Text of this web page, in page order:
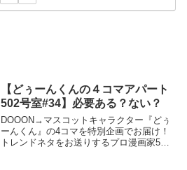
【どぅーんくんの４コマアパート
502号室#34】必要ある？ない？
DOOON→マスコットキャラクター『どぅ
ーんくん』の4コマを特別企画でお届け！
トレンドネタをお送りするプロ漫画家502